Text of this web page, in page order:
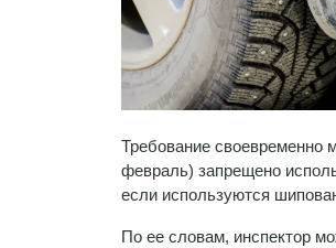
Требование своевременно
февраль) запрещено
если используются
По ее словам, инспектор